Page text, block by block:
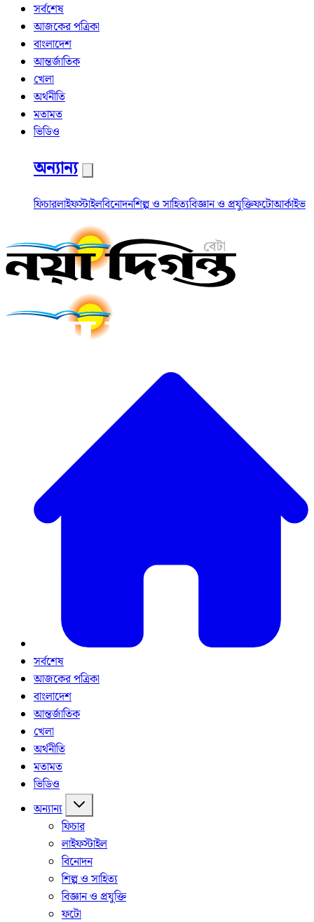
সর্বশেষ
আজকের পত্রিকা
বাংলাদেশ
আন্তর্জাতিক
খেলা
অর্থনীতি
মতামত
ভিডিও
অন্যান্য
ফিচারলাইফস্টাইলবিনোদনশিল্প ও সাহিত্যবিজ্ঞান ও প্রযুক্তিফটোআর্কাইভ
সর্বশেষ
আজকের পত্রিকা
বাংলাদেশ
আন্তর্জাতিক
খেলা
অর্থনীতি
মতামত
ভিডিও
অন্যান্য
ফিচার
লাইফস্টাইল
বিনোদন
শিল্প ও সাহিত্য
বিজ্ঞান ও প্রযুক্তি
ফটো